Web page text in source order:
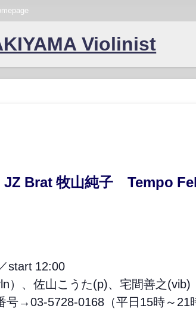
Violinist
JZ Brat 牧山純子 Tempo
start 12:00
）、佐山こうた(p)、宅間善之(vib)
号→03-5728-0168（平日15時～21